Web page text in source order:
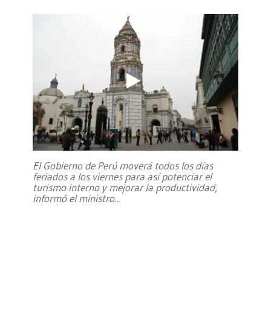
El Gobierno de Perú moverá todos los días
feriados a los viernes para así potenciar el
turismo interno y mejorar la productividad,
informó el ministro...